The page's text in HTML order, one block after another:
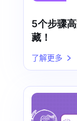
5个步骤
藏！
了解更多